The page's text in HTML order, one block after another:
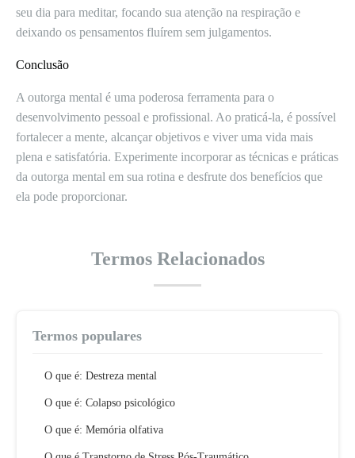
seu dia para meditar, focando sua atenção na respiração e
deixando os pensamentos fluírem sem julgamentos.
Conclusão
A outorga mental é uma poderosa ferramenta para o
desenvolvimento pessoal e profissional. Ao praticá-la, é possível
fortalecer a mente, alcançar objetivos e viver uma vida mais
plena e satisfatória. Experimente incorporar as técnicas e práticas
da outorga mental em sua rotina e desfrute dos benefícios que
ela pode proporcionar.
Termos Relacionados
Termos populares
O que é: Destreza mental
O que é: Colapso psicológico
O que é: Memória olfativa